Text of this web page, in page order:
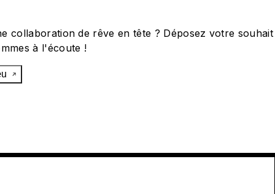
collaboration de rêve en tête ? Déposez votre souhait
à l'écoute !